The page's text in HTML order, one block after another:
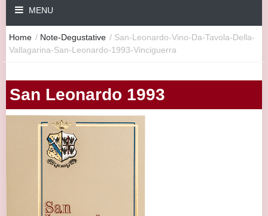
MENU
Home / Note-Degustative / San-Leonardo-Vino-Da-Tavola-Della-
Vallagarina-San-Leonardo-1993-Vinciguerra
San Leonardo 1993